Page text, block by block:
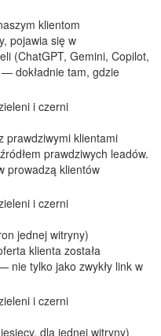
klientom
pojawia się w
(ChatGPT, Gemini, Copilot,
dokładnie tam, gdzie
prawdziwymi klientami
prawdziwych leadów.
prowadzą klientów
jednej witryny)
klienta została
nie tylko jako zwykły link w
dla jednej witryny)